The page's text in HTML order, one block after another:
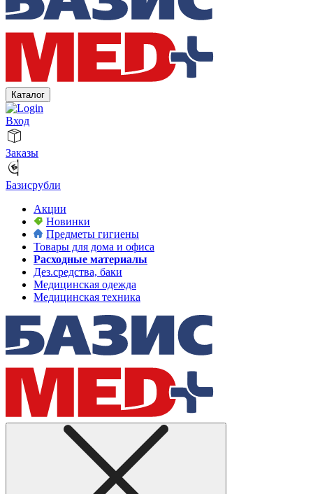
Каталог
Вход
Заказы
Базисрубли
Акции
Новинки
Предметы гигиены
Товары для дома и офиса
Расходные материалы
Дез.средства, баки
Медицинская одежда
Медицинская техника